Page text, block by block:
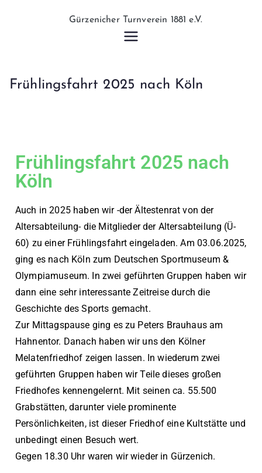
Gürzeniche
r
Frühlingsfahrt 2025 nach Köln
Frühlingsfahrt 2025 nach
Köln
Auch in 2025 haben wir -der Ältestenrat von der
Altersabteilung- die Mitglieder der Altersabteilung (Ü-
60) zu einer Frühlingsfahrt eingeladen. Am 03.06.2025,
ging es nach Köln zum Deutschen Sportmuseum &
Olympiamuseum. In zwei geführten Gruppen haben wir
dann eine sehr interessante Zeitreise durch die
Geschichte des Sports gemacht.
Zur Mittagspause ging es zu Peters Brauhaus am
Hahnentor. Danach haben wir uns den Kölner
Melatenfriedhof zeigen lassen. In wiederum zwei
geführten Gruppen haben wir Teile dieses großen
Friedhofes kennengelernt. Mit seinen ca. 55.500
Grabstätten, darunter viele prominente
Persönlichkeiten, ist dieser Friedhof eine Kultstätte und
unbedingt einen Besuch wert.
Gegen 18.30 Uhr waren wir wieder in Gürzenich.